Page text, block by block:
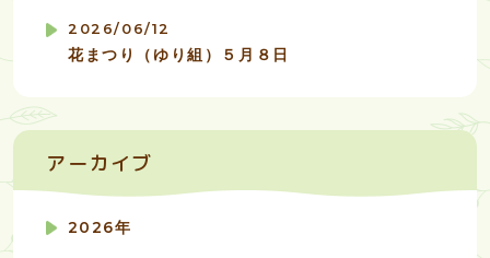
2026/06/12
花まつり（ゆり組）５月８日
アーカイブ
2026年